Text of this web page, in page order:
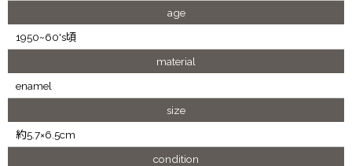
age
1950~60's頃
material
enamel
size
約5.7×6.5cm
condition